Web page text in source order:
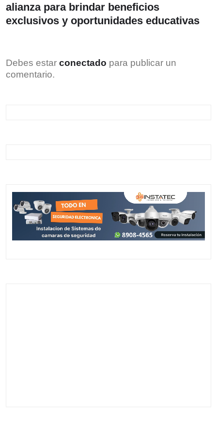
alianza para brindar beneficios
exclusivos y oportunidades educativas
Debes estar conectado para publicar un
comentario.